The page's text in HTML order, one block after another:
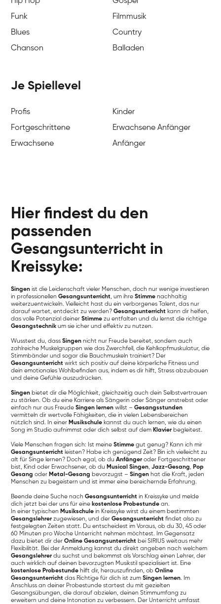
Funk
Filmmusik
Blues
Country
Chanson
Balladen
Je Spiellevel
Profis
Kinder
Fortgeschrittene
Erwachsene Anfänger
Erwachsene
Anfänger
Hier findest du den
passenden
Gesangsunterricht in
Kreissyke:
Singen ist die Leidenschaft vieler Menschen, doch nur wenige investieren
in professionellenGesangsunterricht, um ihreStimme nachhaltig
weiterzuentwickeln. Vielleicht hast du ein verborgenes Talent, das nur
darauf wartet, entdeckt zu werden?Gesangsunterricht kann dir helfen,
das volle Potenzial deinerStimme zu entfalten und du lernst die richtige
Gesangstechnik um sie icher und effektiv zu nutzen.
Wusstest du, dassSingen nicht nur Freude bereitet, sondern auch
zahlreiche Muskelgruppen wie das Zwerchfell, die Kehlkopfmuskulatur, die
Stimmbänder und sogar die Bauchmuskeln trainiert? Der
Gesangsunterricht wirkt sich positiv auf deine körperliche Fitness und
dein emotionales Wohlbefinden aus, indem es dir hilft, Stress abzubauen
und deine Gefühle auszudrücken.
Singen bietet dir die Möglichkeit, gleichzeitig auch dein Selbstvertrauen
zu stärken. Ob du eine Karriere als Sängerin oder Sänger anstrebst oder
einfach nur aus FreudeSingen lernen willst –Gesangsstunden
vermitteln dir wertvolle Fähigkeiten, die in vielen Lebensbereichen
nützlich sind. In einer Musikschule kannst du auch lernen, wie du einen
Song im Studio aufnimmst oder dich selbst auf dem Klavier begleitest.
Viele Menschen fragen sich: Ist meineStimme gut genug? Kann ich mir
Gesangsunterricht leisten? Habe ich genügend Zeit? Bin ich vielleicht zu
alt für Singe lernen? Doch egal, ob duAnfänger oder Fortgeschrittener
bist, Kind oder Erwachsener, ob du Musical Singen,Jazz-Gesang, Pop
Gesang oder Metal-Gesang bevorzugst –Singen hat die Kraft, jeden
Menschen zu begeistern und ist immer eine bereichernde Erfahrung.
Beende deine Suche nachGesangsunterricht in Kreissyke und melde
dich jetzt bei der uns für eine kostenlose Probestunde an.
In einer typischen Musikschule in Kreissyke wirst du einem bestimmten
Gesangslehrer zugewiesen, und derGesangsunterricht findet also zu
festgelegten Zeiten statt. Du entscheidest im Voraus, ob du 30, 45 oder
60 Minuten pro Woche Unterricht nehmen möchtest. Im Gegensatz
dazu bietet dir derOnline Gesangsunterricht bei SIRIUS weitaus mehr
Flexibilität. Bei der Anmeldung kannst du direkt angeben nach welchem
Gesangslehrer du suchst und bekommst als Vorschlag einen Lehrer, der
auch wirklich auf deinen bevorzugten Musikstil spezialisiert ist. Eine
kostenlose Probestunde hilft dir, herauszufinden, obOnline
Gesangsunterricht das Richtige für dich ist zumSingen lernen. Im
Anschluss an deiner Probestunde startest du mit gezielten
Gesangsübungen, die darauf abzielen, deinen Stimmumfang zu
erweitern und deine Intonation zu verbessern. Der Unterricht umfasst